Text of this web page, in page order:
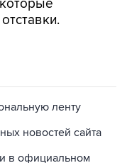
новостей сайта
в официальном